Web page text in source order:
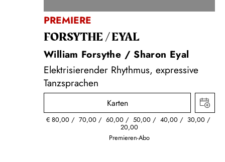
PREMIERE
FORSYTHE / EYAL
William Forsythe / Sharon Eyal
Elektrisierender Rhythmus, expressive
Tanzsprachen
Karten
€ 80,00 70,00 60,00 50,00 40,00 30,00
20,00
Premieren-Abo